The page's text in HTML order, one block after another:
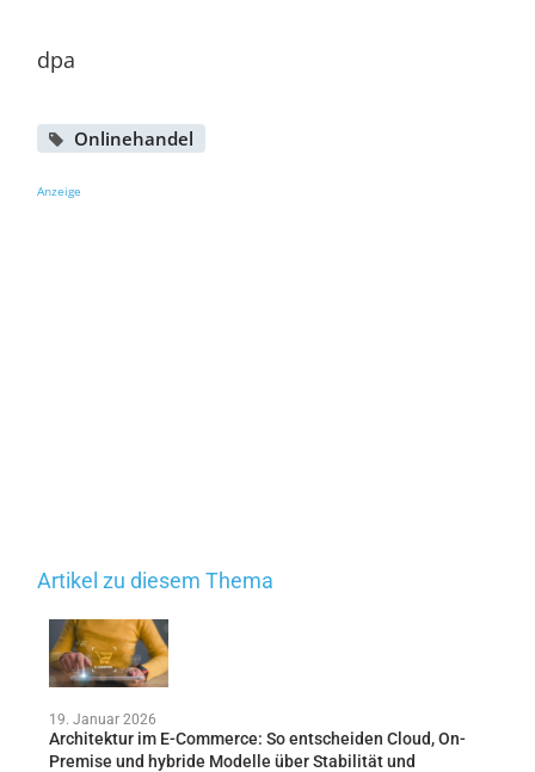
dpa
Onlinehandel
Anzeige
Artikel zu diesem Thema
19. Januar 2026
Architektur im E-Commerce: So entscheiden Cloud, On-
Premise und hybride Modelle über Stabilität und